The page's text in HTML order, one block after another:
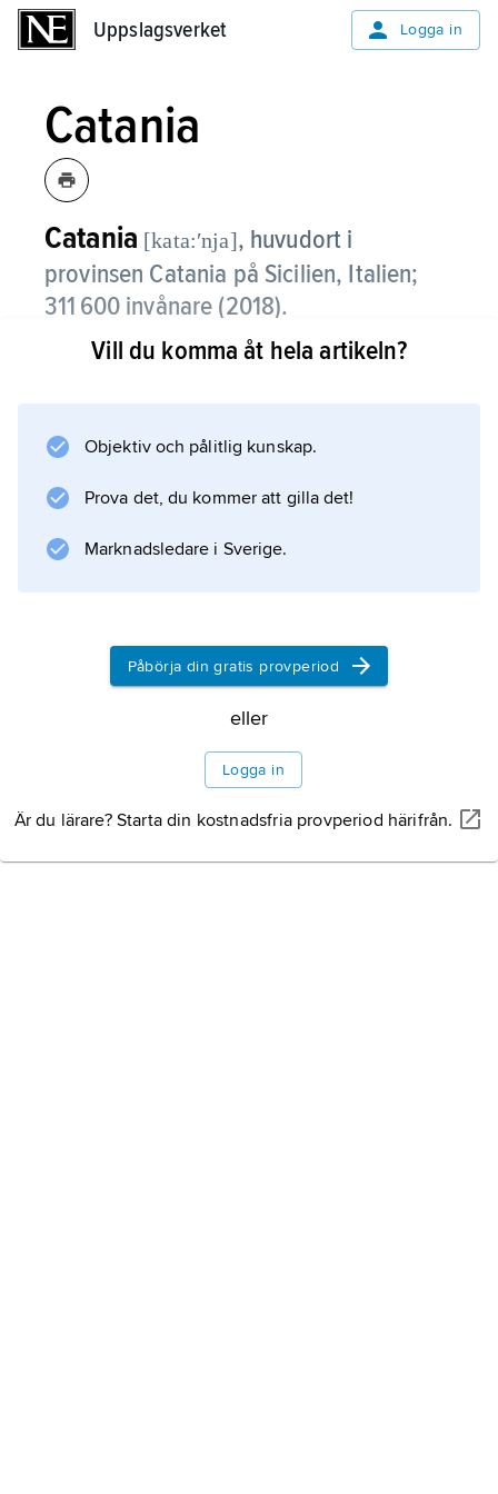
Uppslagsverket Logga in
Catania
Catania [kata:ʹnja], huvudort i
provinsen Catania på Sicilien, Italien;
311 600 invånare (2018).
Catania, beläget vid vulkanen Etnas fot, är en
östra Sicilien.
Information om artikeln
Vill du komma åt hela artikeln?
Objektiv och pålitlig kunskap.
Prova det, du kommer att gilla det!
Marknadsledare i Sverige.
Påbörja din gratis provperiod
eller
Logga in
Är du lärare? Starta din kostnadsfria provperiod härifrån.